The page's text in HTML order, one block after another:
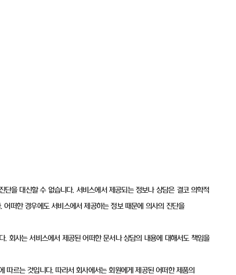
을 대신할 수 없습니다. 서비스에서 제공되는 정보나 상담은 결코 의학적
떠한 경우에도 서비스에서 제공하는 정보 때문에 의사의 진단을
회사는 서비스에서 제공된 어떠한 문서나 상담의 내용에 대해서도 책임을
르는 것입니다. 따라서 회사에서는 회원에게 제공된 어떠한 제품의